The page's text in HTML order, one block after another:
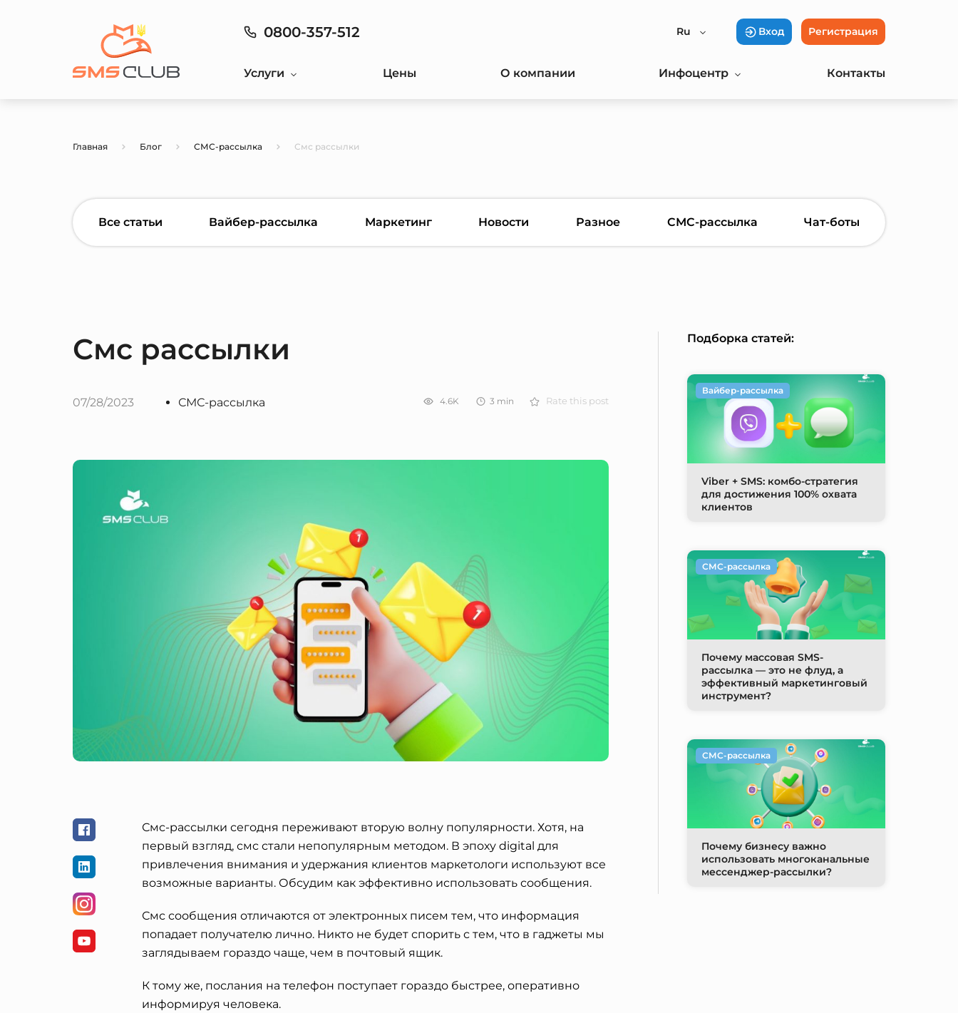
0800-357-512 Ru Вход Регистрация
Услуги Цены О компании Инфоцентр Контакты
Главная Блог СМС-рассылка Смс рассылки
Все статьи Вайбер-рассылка Маркетинг Новости Разное СМС-рассылка Чат-боты
Смс рассылки
07/28/2023 СМС-рассылка 4.6K 3 min Rate this post
Смс-рассылки сегодня переживают вторую волну популярности. Хотя, на
первый взгляд, смс стали непопулярным методом. В эпоху digital для
привлечения внимания и удержания клиентов маркетологи используют все
возможные варианты. Обсудим как эффективно использовать сообщения.
Смс сообщения отличаются от электронных писем тем, что информация
попадает получателю лично. Никто не будет спорить с тем, что в гаджеты мы
заглядываем гораздо чаще, чем в почтовый ящик.
К тому же, послания на телефон поступает гораздо быстрее, оперативно
информируя человека.
Подборка статей:
Viber + SMS: комбо-стратегия
для достижения 100% охвата
клиентов
Вайбер-рассылка
Почему массовая SMS-
рассылка — это не флуд, а
эффективный маркетинговый
инструмент?
СМС-рассылка
Почему бизнесу важно
использовать многоканальные
мессенджер-рассылки?
СМС-рассылка